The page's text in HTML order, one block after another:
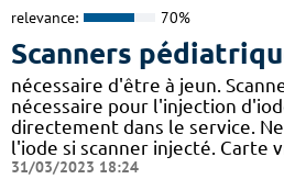
relevance: 70%
Scanners
nécessaire d'être à jeun.
nécessaire pour l'injection
directement dans le service.
l'iode si scanner injecté. Carte
31/03/2023 18:24